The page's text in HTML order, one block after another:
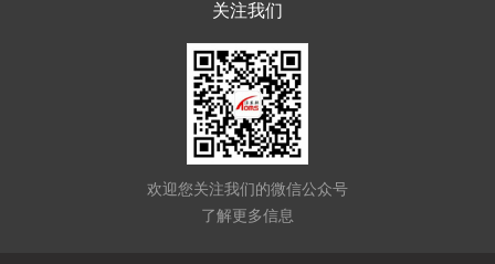
关注我们
欢迎您关注我们的微信公众号
了解更多信息